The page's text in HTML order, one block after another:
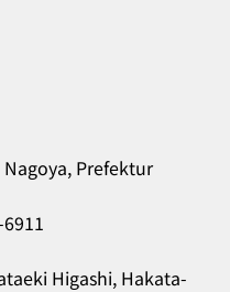
Prefektur
Higashi, Hakata-